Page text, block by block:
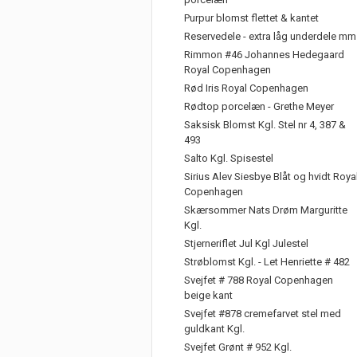
Purpur blomst flettet & kantet
Reservedele - extra låg underdele mm
Rimmon #46 Johannes Hedegaard
Royal Copenhagen
Rød Iris Royal Copenhagen
Rødtop porcelæn - Grethe Meyer
Saksisk Blomst Kgl. Stel nr 4, 387 &
493
Salto Kgl. Spisestel
Sirius Alev Siesbye Blåt og hvidt
Copenhagen
Skærsommer Nats Drøm Marguritte
Kgl.
Stjerneriflet Jul Kgl Julestel
Strøblomst Kgl. - Let Henriette # 482
Svejfet # 788 Royal Copenhagen
beige kant
Svejfet #878 cremefarvet stel med
guldkant Kgl.
Svejfet Grønt # 952 Kgl.